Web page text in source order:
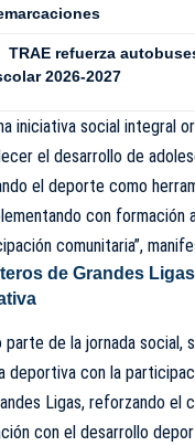
TRAE refuerza
2026-2027
iniciativa social integral
el desarrollo de
el deporte como
con formación
comunitaria”,
de Grandes
parte de la jornada social,
deportiva con la
Ligas, reforzando el
con el desarrollo